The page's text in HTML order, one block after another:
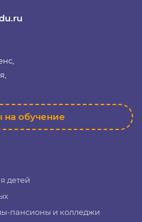
на обучение
детей
пансионы и колледжи